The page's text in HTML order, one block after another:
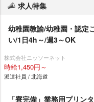
求人特集
幼稚園教諭/幼稚園・認定
い/1日4h～/週3～OK
株式会社ニッソーネット
時給1,450円～
派遣社員 / 北海道
「寮完備」業務用プリン